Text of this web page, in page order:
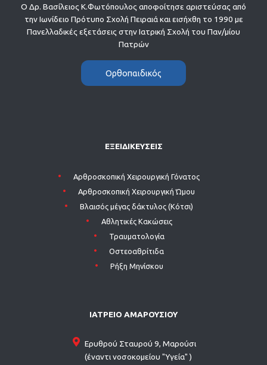
Ο Δρ. Βασίλειος Κ.Φωτόπουλος αποφοίτησε αριστεύσας από
την Ιωνίδειο Πρότυπο Σχολή Πειραιά και εισήχθη το 1990 με
Πανελλαδικές εξετάσεις στην Ιατρική Σχολή του Παν/μίου
Πατρών
Ορθοπαιδικός
ΕΞΕΙΔΙΚΕΥΣΕΙΣ
Aρθροσκοπική Χειρουργική Γόνατος
Aρθροσκοπική Χειρουργική Ώμου
Βλαισός μέγας δάκτυλος (Κότσι)
Αθλητικές Κακώσεις
Τραυματολογία
Οστεοαθρίτιδα
Ρήξη Μηνίσκου
ΙΑΤΡΕΙΟ ΑΜΑΡΟΥΣΙΟΥ
Ερυθρού Σταυρού 9, Μαρούσι
(έναντι νοσοκομείου "Υγεία" )